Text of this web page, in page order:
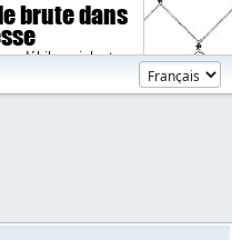
brute dans
débiles, violents.